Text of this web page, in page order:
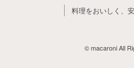
料理をおいしく、
© macaroni All